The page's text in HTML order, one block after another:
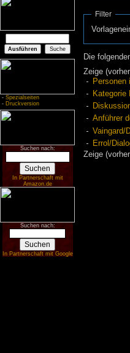
- Spezialseiten
- Druckversion
Suchen nach:
In Partnerschaft mit
Amazon.de
Suchen nach:
In Partnerschaft mit Google
Filter
Die
Zeige
Personen
Kategorie
Anführer
Vaingard/
Errol/
Zeige